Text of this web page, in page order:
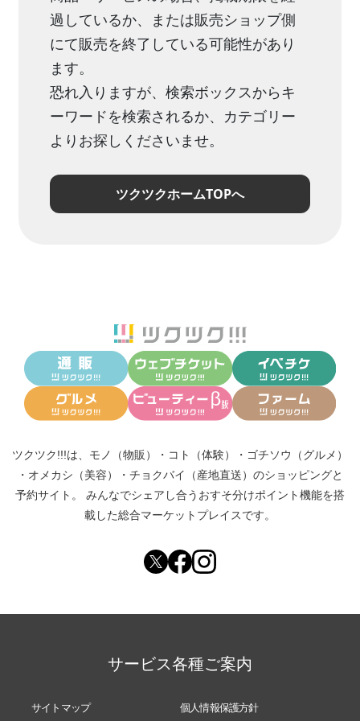
過しているか、または販売ショップ側
にて販売を終了している可能性があり
ます。
恐れ入りますが、検索ボックスからキ
ーワードを検索されるか、カテゴリー
よりお探しくださいませ。
ツクツクホームTOPへ
ツクツク!!!は、 モノ（物販） ・ コト（体験） ・ ゴチソウ（グルメ）
・ オメカシ（美容） ・ チョクバイ（産地直送） のショッピングと
予約サイト。
みんなでシェアし合う おすそ分けポイント機能を搭
載した総合マーケットプレイスです。
サービス各種ご案内
サイトマップ 個人情報保護方針